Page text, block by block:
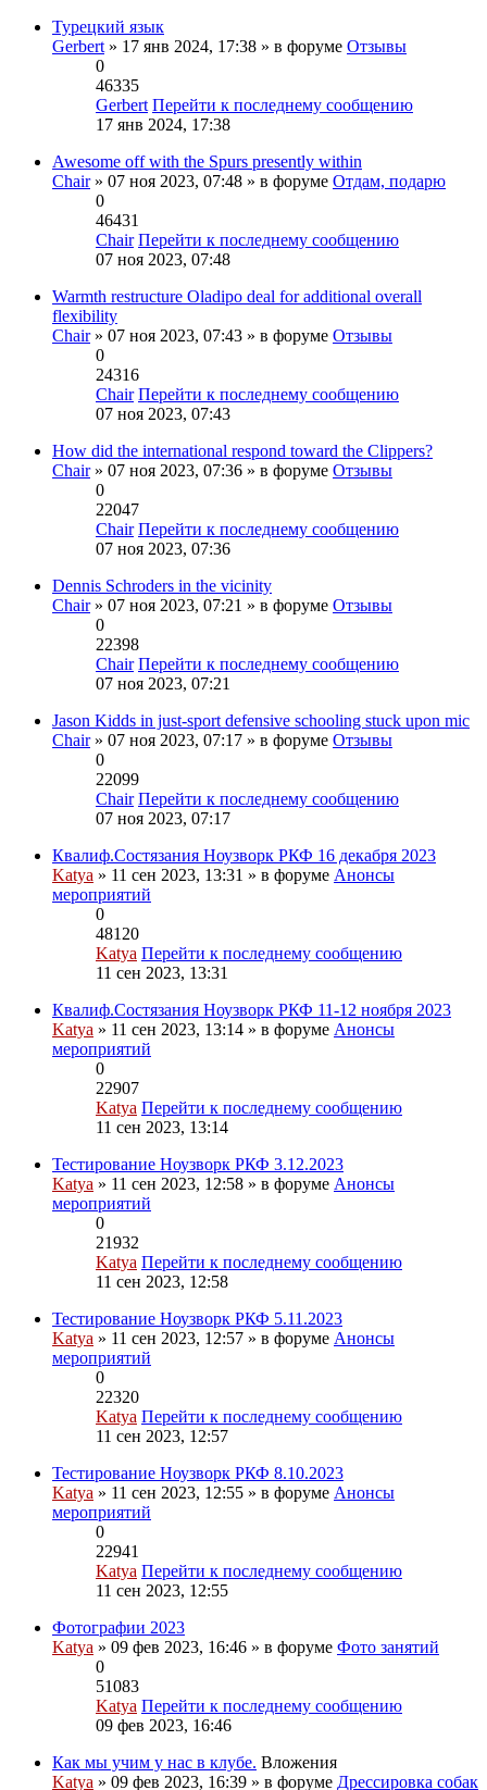
Турецкий язык
Gerbert » 17 янв 2024, 17:38 » в форуме Отзывы
0
46335
Gerbert Перейти к последнему сообщению
17 янв 2024, 17:38
Awesome off with the Spurs presently within
Chair» 07 ноя 2023, 07:48 » в форуме Отдам, подарю
0
46431
Chair Перейти к последнему сообщению
07 ноя 2023, 07:48
Warmth restructure Oladipo deal for additional overall
flexibility
Chair» 07 ноя 2023, 07:43 » в форуме Отзывы
0
24316
Chair Перейти к последнему сообщению
07 ноя 2023, 07:43
How did the international respond toward the Clippers?
Chair» 07 ноя 2023, 07:36 » в форуме Отзывы
0
22047
Chair Перейти к последнему сообщению
07 ноя 2023, 07:36
Dennis Schroders in the vicinity
Chair» 07 ноя 2023, 07:21 » в форуме Отзывы
0
22398
Chair Перейти к последнему сообщению
07 ноя 2023, 07:21
Jason Kidds in just-sport defensive schooling stuck upon mic
Chair» 07 ноя 2023, 07:17 » в форуме Отзывы
0
22099
Chair Перейти к последнему сообщению
07 ноя 2023, 07:17
Квалиф.Состязания Ноузворк РКФ 16 декабря 2023
Katya » 11 сен 2023, 13:31 » в форуме Анонсы
мероприятий
0
48120
Katya Перейти к последнему сообщению
11 сен 2023, 13:31
Квалиф.Состязания Ноузворк РКФ 11-12 ноября 2023
Katya » 11 сен 2023, 13:14 » в форуме Анонсы
мероприятий
0
22907
Katya Перейти к последнему сообщению
11 сен 2023, 13:14
Тестирование Ноузворк РКФ 3.12.2023
Katya » 11 сен 2023, 12:58 » в форуме Анонсы
мероприятий
0
21932
Katya Перейти к последнему сообщению
11 сен 2023, 12:58
Тестирование Ноузворк РКФ 5.11.2023
Katya » 11 сен 2023, 12:57 » в форуме Анонсы
мероприятий
0
22320
Katya Перейти к последнему сообщению
11 сен 2023, 12:57
Тестирование Ноузворк РКФ 8.10.2023
Katya » 11 сен 2023, 12:55 » в форуме Анонсы
мероприятий
0
22941
Katya Перейти к последнему сообщению
11 сен 2023, 12:55
Фотографии 2023
Katya » 09 фев 2023, 16:46 » в форуме Фото занятий
0
51083
Katya Перейти к последнему сообщению
09 фев 2023, 16:46
Как мы учим у нас в клубе. Вложения
Katya » 09 фев 2023, 16:39 » в форуме Дрессировка собак